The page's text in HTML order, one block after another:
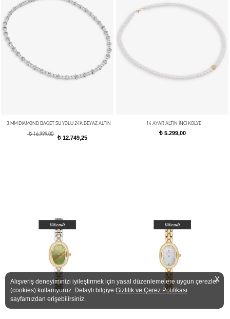
3 MM DIAMOND BAGET SU YOLU 24K BEYAZ ALTIN
t16.999,00
t 12.749,25
14 AYAR ALTIN İNCI KOLYE
t 5.299,00
Alışveriş deneyiminizi iyileştirmek için yasal düzenlemelere uygun çerezler
(cookies) kullanıyoruz. Detaylı bilgiye Gizlilik ve Çerez Politikası
sayfamızdan erişebilirsiniz.
X